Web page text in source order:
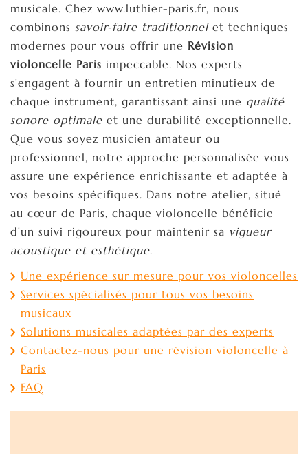
musicale. Chez www.luthier-paris.fr, nous
combinons savoir‐faire traditionnelet techniques
modernes pour vous offrir une Révision
violoncelle Paris impeccable. Nos experts
s'engagent à fournir un entretien minutieux de
chaque instrument, garantissant ainsi une qualité
sonore optimale et une durabilité exceptionnelle.
Que vous soyez musicien amateur ou
professionnel, notre approche personnalisée vous
assure une expérience enrichissante et adaptée à
vos besoins spécifiques. Dans notre atelier, situé
au cœur de Paris, chaque violoncelle bénéficie
d'un suivi rigoureux pour maintenir sa vigueur
acoustique et esthétique.
Une expérience sur mesure pour vos violoncelles
Services spécialisés pour tous vos besoins
musicaux
Solutions musicales adaptées par des experts
Contactez-nous pour une révision violoncelle à
Paris
FAQ